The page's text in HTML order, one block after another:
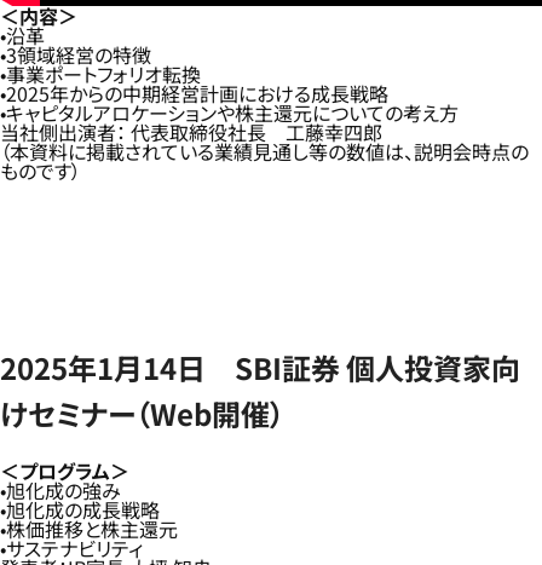
＜内容＞
沿革
3領域経営の特徴
事業ポートフォリオ転換
2025年からの中期経営計画における成長戦略
キャピタルアロケーションや株主還元についての考え方
当社側出演者： 代表取締役社長 工藤幸四郎
（本資料に掲載されている業績見通し等の数値は、説明会時点の
ものです）
2025年1月14日 SBI証券 個人投資家向
けセミナー（Web開催）
＜プログラム＞
旭化成の強み
旭化成の成長戦略
株価推移と株主還元
サステナビリティ